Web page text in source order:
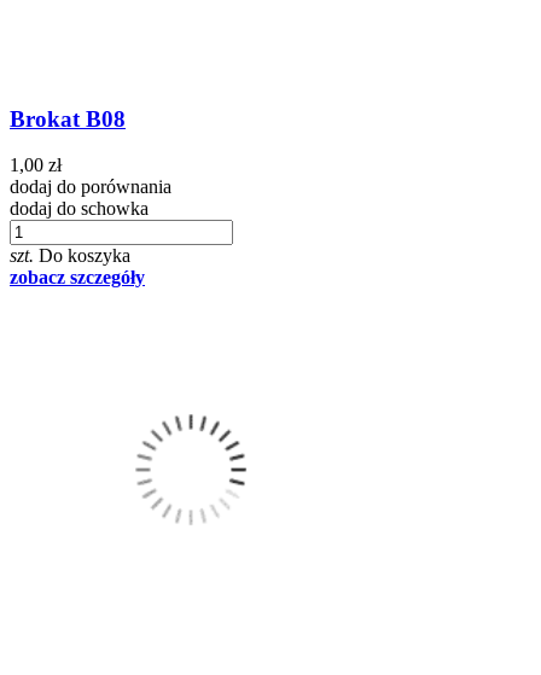
Brokat B08
1,00 zł
dodaj do porównania
dodaj do schowka
szt. Do koszyka
zobacz szczegóły